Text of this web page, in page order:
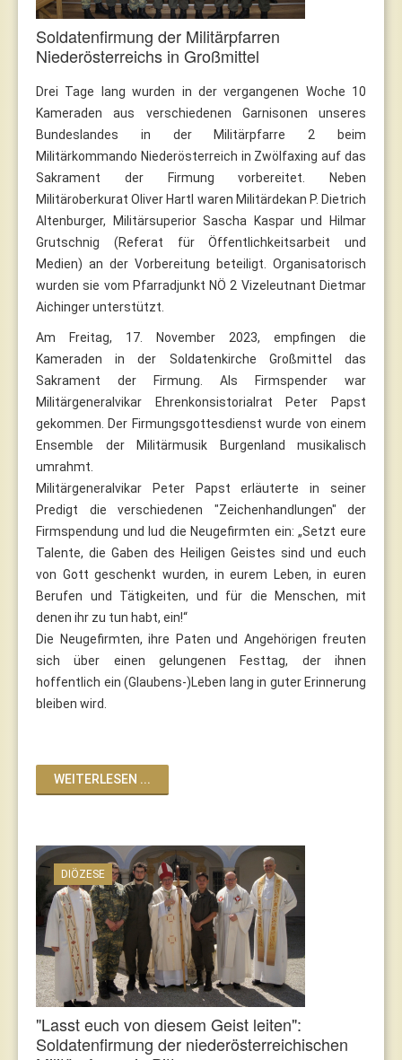
Soldatenfirmung der Militärpfarren
Niederösterreichs in Großmittel
Drei Tage lang wurden in der vergangenen Woche 10
Kameraden aus verschiedenen Garnisonen unseres
Bundeslandes in der Militärpfarre 2 beim
Militärkommando Niederösterreich in Zwölfaxing auf das
Sakrament der Firmung vorbereitet. Neben
Militäroberkurat Oliver Hartl waren Militärdekan P. Dietrich
Altenburger, Militärsuperior Sascha Kaspar und Hilmar
Grutschnig (Referat für Öffentlichkeitsarbeit und
Medien) an der Vorbereitung beteiligt. Organisatorisch
wurden sie vom Pfarradjunkt NÖ 2 Vizeleutnant Dietmar
Aichinger unterstützt.
Am Freitag, 17. November 2023, empfingen die
Kameraden in der Soldatenkirche Großmittel das
Sakrament der Firmung. Als Firmspender war
Militärgeneralvikar Ehrenkonsistorialrat Peter Papst
gekommen. Der Firmungsgottesdienst wurde von einem
Ensemble der Militärmusik Burgenland musikalisch
umrahmt.
Militärgeneralvikar Peter Papst erläuterte in seiner
Predigt die verschiedenen "Zeichenhandlungen" der
Firmspendung und lud die Neugefirmten ein: „Setzt eure
Talente, die Gaben des Heiligen Geistes sind und euch
von Gott geschenkt wurden, in eurem Leben, in euren
Berufen und Tätigkeiten, und für die Menschen, mit
denen ihr zu tun habt, ein!“
Die Neugefirmten, ihre Paten und Angehörigen freuten
sich über einen gelungenen Festtag, der ihnen
hoffentlich ein (Glaubens-)Leben lang in guter Erinnerung
bleiben wird.
WEITERLESEN ...
DIÖZESE
"Lasst euch von diesem Geist leiten":
Soldatenfirmung der niederösterreichischen